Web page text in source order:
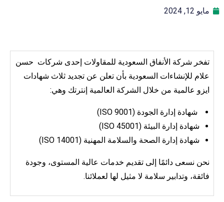
مايو 12, 2024
تفخر شركة الأنفاق السعودية للمقاولات إحدى شركات حسن
علام للإنشاءات السعودية بأن تعلن عن تجديد ثلاث شهادات
ايزو عالمية من خلال الشركة العالمية إنترتك وهي:
شهادة إدارة الجودة (ISO 9001)
شهادة إدارة البيئة (ISO 45001)
شهادة إدارة الصحة والسلامة المهنية (ISO 14001)
نحن نسعى دائمًا إلى تقديم خدمات عالية المستوى، وجودة
فائقة، وتدابير سلامة لا مثيل لها لعملائنا.